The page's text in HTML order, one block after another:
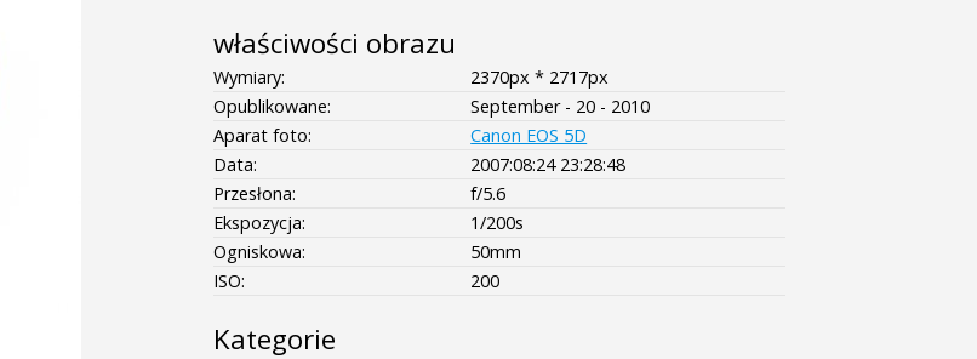
właściwości obrazu
Wymiary:
2370px * 2717px
Opublikowane:
September - 20 - 2010
Aparat foto:
Canon EOS 5D
Data:
2007:08:24 23:28:48
Przesłona:
f/5.6
Ekspozycja:
1/200s
Ogniskowa:
50mm
ISO:
200
Kategorie